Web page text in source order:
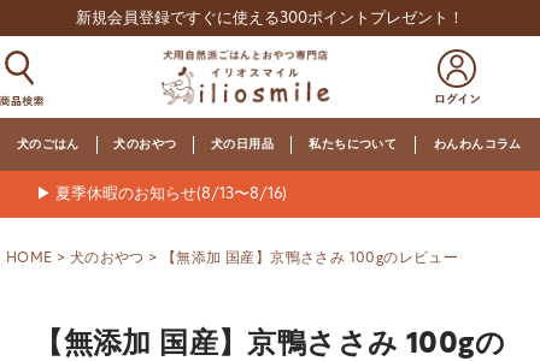
新規会員登録ですぐに使える300ポイントプレゼント！
犬のごはん 犬のおやつ 犬の日用品 私たちについて わんわんコラム
▶ 夏季休暇のお知らせ(8/13〜8/16)
HOME 犬のおやつ 【無添加 国産】京鴨ささみ 100gのレビュー
【無添加 国産】京鴨ささみ 100gの